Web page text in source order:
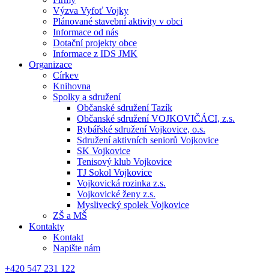
Výzva Vyfoť Vojky
Plánované stavební aktivity v obci
Informace od nás
Dotační projekty obce
Informace z IDS JMK
Organizace
Církev
Knihovna
Spolky a sdružení
Občanské sdružení Tazík
Občanské sdružení VOJKOVIČÁCI, z.s.
Rybářské sdružení Vojkovice, o.s.
Sdružení aktivních seniorů Vojkovice
SK Vojkovice
Tenisový klub Vojkovice
TJ Sokol Vojkovice
Vojkovická rozinka z.s.
Vojkovické ženy z.s.
Myslivecký spolek Vojkovice
ZŠ a MŠ
Kontakty
Kontakt
Napište nám
+420 547 231 122